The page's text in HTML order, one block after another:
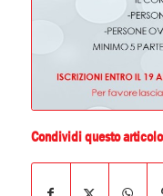
Condividi questo articolo